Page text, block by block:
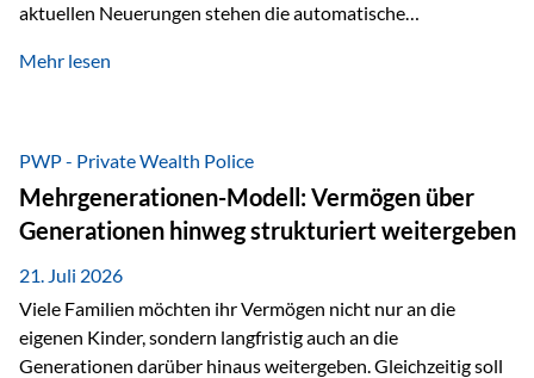
aktuellen Neuerungen stehen die automatische
als Versicherungsnehmer einzusetzen, sowie eine
Abwicklung für Vertriebspartner deutlich effizienter
gestaltet. Anträge werden direkt elektronisch übermittelt,
Medienbrüche reduziert und die weitere Bearbeitung
beschleunigt. Ab sofort können auch juristische Personen,
wie Kapitalgesellschaften oder Stiftungen, als
Versicherungsnehmer eingesetzt werden. Damit erweitert
die Vienna-Life die Einsatzmöglichkeiten der Private Wealth
Police insbesondere für…
Mehr lesen
PWP - Private Wealth Police
Mehrgenerationen-Modell: Vermögen über
Generationen hinweg strukturiert weitergeben
21. Juli 2026
Viele Familien möchten ihr Vermögen nicht nur an die
eigenen Kinder, sondern langfristig auch an die
Generationen darüber hinaus weitergeben. Gleichzeitig soll